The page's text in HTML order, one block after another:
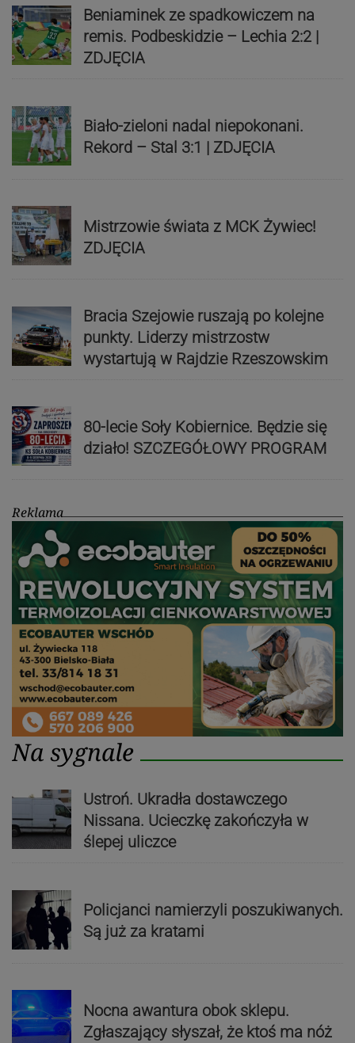
Beniaminek ze spadkowiczem na
remis. Podbeskidzie – Lechia 2:2 |
ZDJĘCIA
Biało-zieloni nadal niepokonani.
Rekord – Stal 3:1 | ZDJĘCIA
Mistrzowie świata z MCK Żywiec!
ZDJĘCIA
Bracia Szejowie ruszają po kolejne
punkty. Liderzy mistrzostw
wystartują w Rajdzie Rzeszowskim
80-lecie Soły Kobiernice. Będzie się
działo! SZCZEGÓŁOWY PROGRAM
Reklama
Na sygnale
Ustroń. Ukradła dostawczego
Nissana. Ucieczkę zakończyła w
ślepej uliczce
Policjanci namierzyli poszukiwanych.
Są już za kratami
Nocna awantura obok sklepu.
Zgłaszający słyszał, że ktoś ma nóż